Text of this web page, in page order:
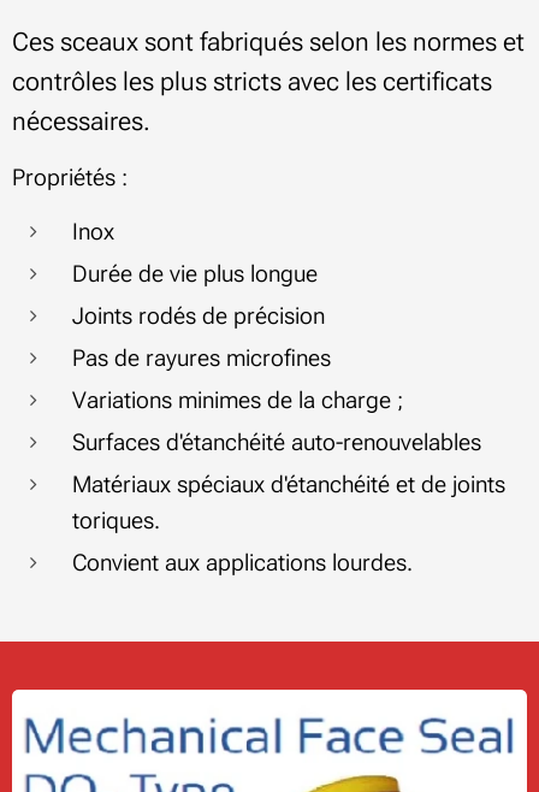
Ces sceaux sont fabriqués selon les normes et
contrôles les plus stricts avec les certificats
nécessaires.
Propriétés :
Inox
Durée de vie plus longue
Joints rodés de précision
Pas de rayures microfines
Variations minimes de la charge ;
Surfaces d'étanchéité auto-renouvelables
Matériaux spéciaux d'étanchéité et de joints
toriques.
Convient aux applications lourdes.